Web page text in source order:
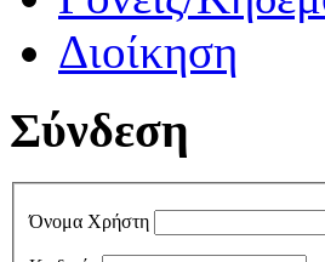
Διοίκηση
Σύνδεση
Όνομα Χρήστη